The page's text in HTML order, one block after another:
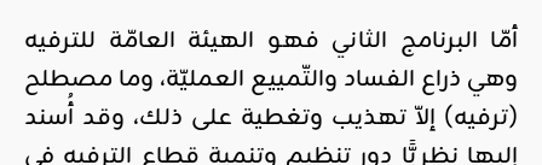
أمّا البرنامج الثاني فهو الهيئة العامّة للترفيه
وهي ذراع الفساد والتّمييع العمليّة، وما مصطلح
(ترفيه) إلاّ تهذيب وتغطية على ذلك، وقد أُسند
إليها نظريًّا دور تنظيم وتنمية قطاع الترفيه في